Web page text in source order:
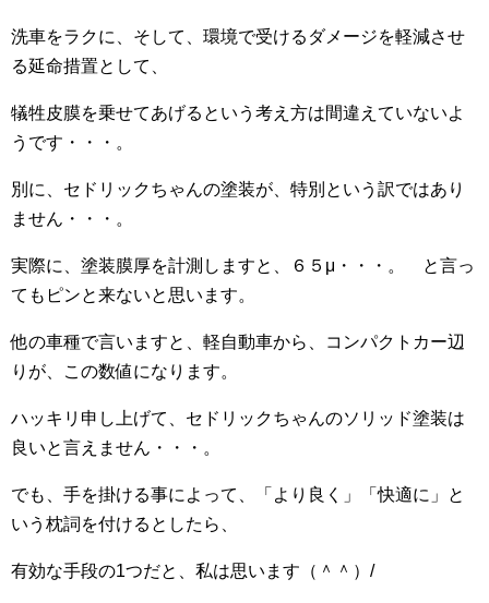
洗車をラクに、そして、環境で受けるダメージを軽減させ
る延命措置として、
犠牲皮膜を乗せてあげるという考え方は間違えていないよ
うです・・・。
別に、セドリックちゃんの塗装が、特別という訳ではあり
ません・・・。
実際に、塗装膜厚を計測しますと、６５μ・・・。 と言っ
てもピンと来ないと思います。
他の車種で言いますと、軽自動車から、コンパクトカー辺
りが、この数値になります。
ハッキリ申し上げて、セドリックちゃんのソリッド塗装は
良いと言えません・・・。
でも、手を掛ける事によって、「より良く」「快適に」と
いう枕詞を付けるとしたら、
有効な手段の1つだと、私は思います（＾＾）/